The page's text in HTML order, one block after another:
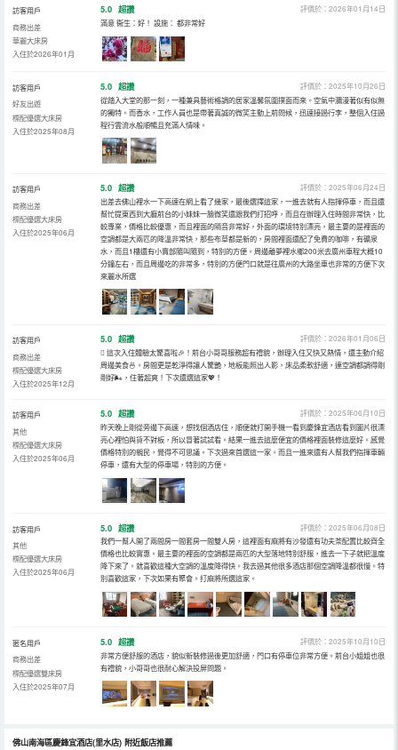
訪客用戶
商務出差
華麗大床房
入住於2026年01月
5.0 超讚
評價於：2026年01月14日
滿意 衞生：好！ 設施： 都非常好
訪客用戶
好友出遊
標配優選大床房
入住於2025年08月
5.0 超讚
評價於：2025年10月26日
從踏入大堂的那一刻，一種兼具藝術格調的居家溫馨氛圍撲面而來。空氣中瀰漫著似有似無
的獨特。而香水，工作人員也是帶著真誠的微笑主動上前問候，迅速接過行李，整個入住過
程行雲流水般順暢且充滿人情味。
訪客用戶
商務出差
標配優選大床房
入住於2025年06月
5.0 超讚
評價於：2025年06月24日
出差去佛山裡水一下高速在網上看了幾家，最後選擇這家，一進去就有人指揮停車，而且還
幫忙提東西到大廳前台的小妹妹一臉微笑還跟我們打招呼，而且在辦理入住時間非常快，比
較專業，價格比較優惠，而且裡面的隔音非常好，外面的環境特別漂亮，最主要的是裡面的
空調都是大兩匹的降溫非常快，那些布草都是新的，房間裡面還配了免費的咖啡，有礦泉
水，而且1樓還有小賣部隨叫隨到，特別的方便。周邊離夢裡水鄉200米去廣州車程大概10
分鐘左右，而且周邊吃的非常多，特別的方便門口就是往廣州的大路坐車也非常的方便下次
來麗水所選
訪客用戶
商務出差
標配優選大床房
入住於2025年12月
5.0 超讚
評價於：2026年01月06日
️⃣ 這次入住體驗太驚喜啦🎉！前台小哥哥服務超有禮貌，辦理入住又快又熱情，還主動介紹
周邊美食🍜。房間更是乾淨得讓人驚艷，地板能照出人影，床品柔軟舒適，連空調都調得剛
剛好🌬️，住著超爽！下次還選這家💖！
訪客用戶
其他
標配優選大床房
入住於2025年06月
5.0 超讚
評價於：2025年06月10日
昨天晚上剛從旁邊下高速，想找個酒店住，順便就打開手機一看到慶鋒宜酒店看到圖片很漂
亮心裡怕與貨不對板，所以冒著試試看。結果一進去這麼便宜的價格裡面裝修這麼好。感覺
價格特別的親民，覺得不可思議。下次過來首選這一家。而且一進來還有人幫我們指揮車輛
停車，還有大型的停車場，特別的方便。
訪客用戶
其他
標配優選大床房
入住於2025年06月
5.0 超讚
評價於：2025年06月08日
我們一幫人開了兩間房一間套房一間雙人房，這裡面有麻將有沙發還有功夫茶配置比較齊全
價格也比較實惠。最主要的裡面的空調都是兩匹的大型落地特別舒服，進去一下子就把溫度
降下來了。就喜歡這種大空調的溫度降得快。我去過其他很多酒店那個空調降溫都很慢。特
別喜歡這家，下次如果有聚會。打麻將所選這家。
匿名用戶
商務出差
標配優選雙床房
入住於2025年07月
5.0 超讚
評價於：2025年10月10日
非常方便舒服的酒店，貌似新裝修過後更加舒適，門口有停車位非常方便。前台小姐姐也很
有禮貌，小哥哥也很耐心解決投屏問題。
佛山南海區慶鋒宜酒店(里水店) 附近飯店推薦